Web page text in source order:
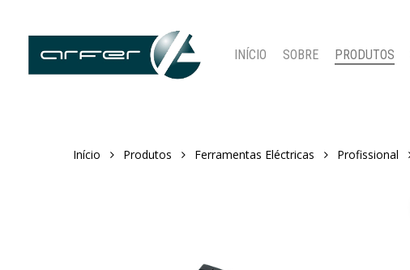
content
INÍCIO SOBRE PRODUTOS
Início Produtos Ferramentas Eléctricas Profissional